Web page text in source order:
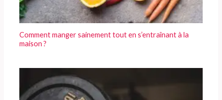
Comment manger sainement tout en s’entraînant à la
maison ?